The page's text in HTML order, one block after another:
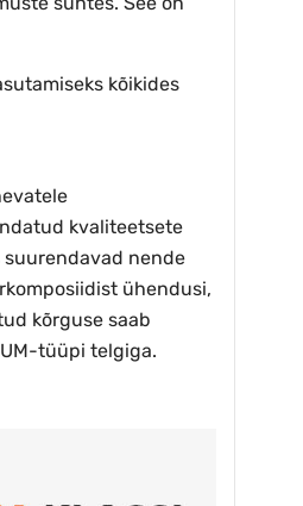
kõikides
kvaliteetsete
nende
ühendusi,
kõrguse saab
tüüpi telgiga.